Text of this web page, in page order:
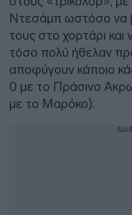
Ντεσάμπ ωστόσο να
τους στο χορτάρι και
τόσο πολύ ήθελαν
αποφύγουν κάποιο
0 με το Πράσινο
με το Μαρόκο).